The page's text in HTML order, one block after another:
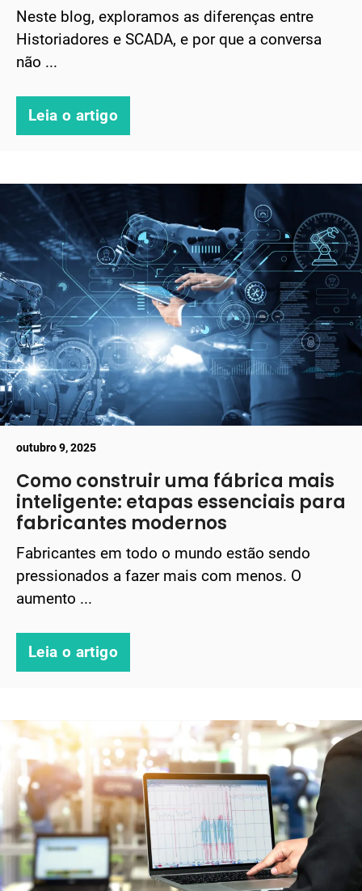
Neste blog, exploramos as diferenças entre
Historiadores e SCADA, e por que a conversa
não ...
Leia o artigo
outubro 9, 2025
Como construir uma fábrica mais
inteligente: etapas essenciais para
fabricantes modernos
Fabricantes em todo o mundo estão sendo
pressionados a fazer mais com menos. O
aumento ...
Leia o artigo